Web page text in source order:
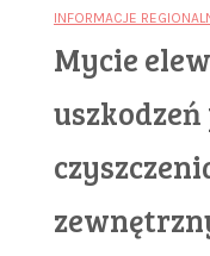
INFORMACJE
Mycie
uszkodzeń